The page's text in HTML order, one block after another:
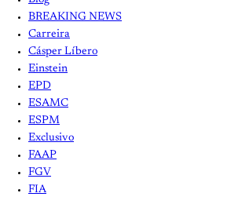
BREAKING NEWS
Carreira
Cásper Líbero
Einstein
EPD
ESAMC
ESPM
Exclusivo
FAAP
FGV
FIA